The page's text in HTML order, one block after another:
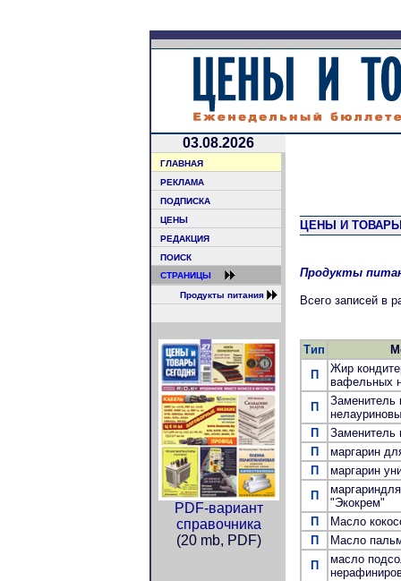
03.08.2026
ГЛАВНАЯ
РЕКЛАМА
ПОДПИСКА
ЦЕНЫ
РЕДАКЦИЯ
ПОИСК
СТРАНИЦЫ
Продукты питания
PDF-вариант
справочника
(20 mb, PDF)
ЦЕНЫ И
Продукты
Всего записей в
Тип
П
Жир
вафельных
П
Заменитель
П
Заменитель
П
маргарин
П
маргарин
П
"Экокрем"
П
Масло
П
Масло
П
масло